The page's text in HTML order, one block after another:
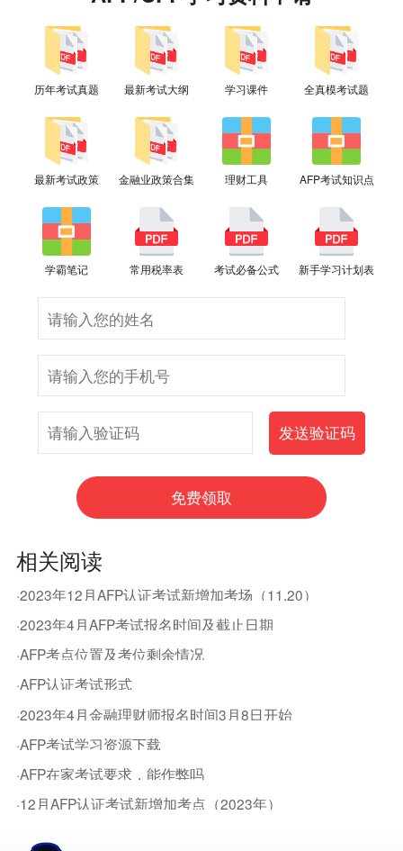
历年考试真题 最新考试大纲 学习课件 全真模考试题
最新考试政策 金融业政策合集 理财工具 AFP考试知识点
学霸笔记 常用税率表 考试必备公式 新手学习计划表
相关阅读
·2023年12月AFP认证考试新增加考场（11.20）
·2023年4月AFP考试报名时间及截止日期
·AFP考点位置及考位剩余情况
·AFP认证考试形式
·2023年4月金融理财师报名时间3月8日开始
·AFP考试学习资源下载
·AFP在家考试要求，能作弊吗
·12月AFP认证考试新增加考点（2023年）